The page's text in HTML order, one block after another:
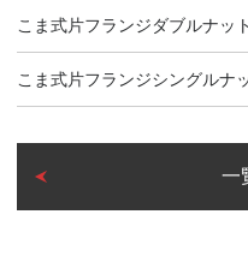
こま式片フランジダブルナッ
こま式片フランジシングルナ
一